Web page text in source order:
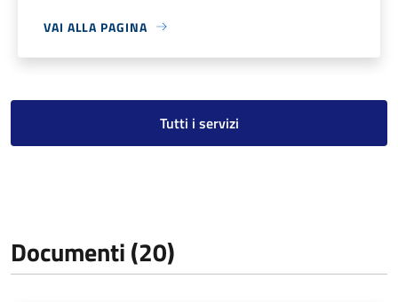
VAI ALLA PAGINA
Tutti i servizi
Documenti (20)